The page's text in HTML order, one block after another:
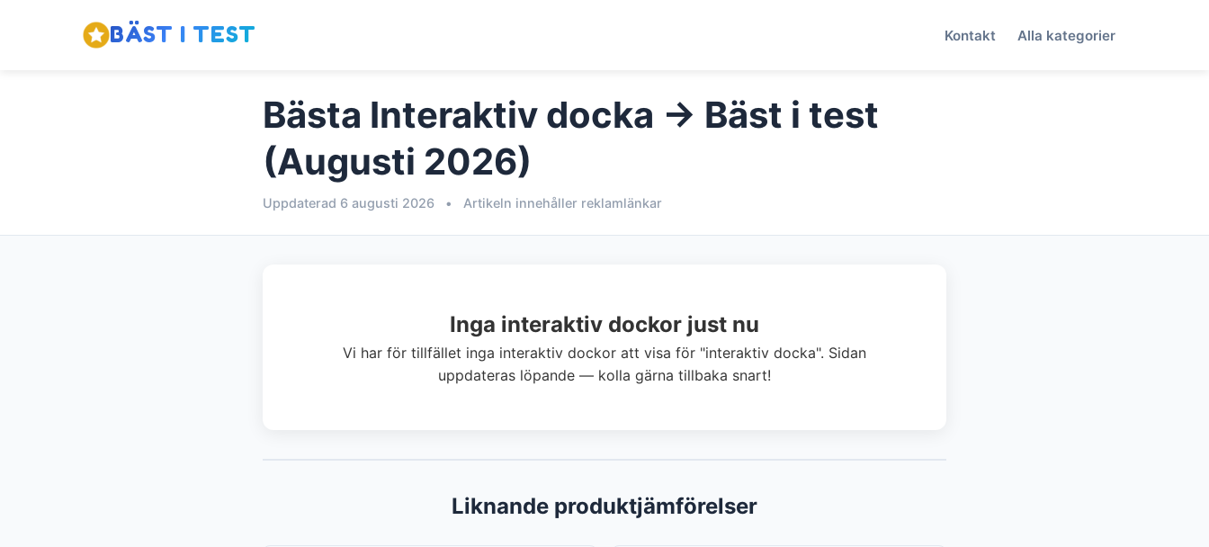
BÄST I TEST Kontakt Alla kategorier
Bästa Interaktiv docka → Bäst i test
(Augusti 2026)
Uppdaterad 6 augusti 2026 • Artikeln innehåller reklamlänkar
Inga interaktiv dockor just nu
Vi har för tillfället inga interaktiv dockor att visa för "interaktiv docka". Sidan
uppdateras löpande — kolla gärna tillbaka snart!
Liknande produktjämförelser